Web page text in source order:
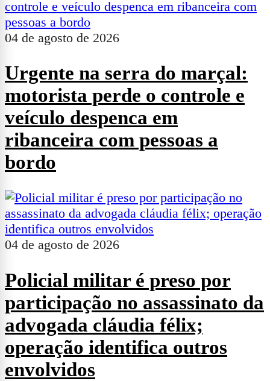
04 de agosto de 2026
Urgente na serra do marçal:
motorista perde o controle e
veículo despenca em
ribanceira com pessoas a
bordo
04 de agosto de 2026
Policial militar é preso por
participação no assassinato da
advogada cláudia félix;
operação identifica outros
envolvidos